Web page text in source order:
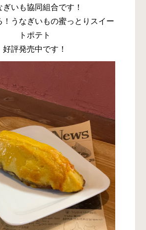
ぎいも協同組合です！
！うなぎいもの蜜っとりスイー
トポテト
好評発売中です！